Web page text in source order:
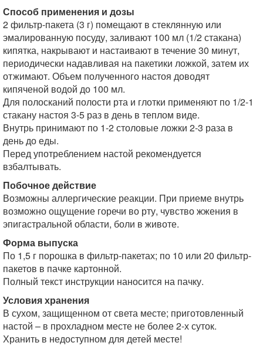
Способ применения и дозы
2 фильтр-пакета (3 г) помещают в стеклянную или
эмалированную посуду, заливают 100 мл (1/2 стакана)
кипятка, накрывают и настаивают в течение 30 минут,
периодически надавливая на пакетики ложкой, затем их
отжимают. Объем полученного настоя доводят
кипяченой водой до 100 мл.
Для полосканий полости рта и глотки применяют по 1/2-1
стакану настоя 3-5 раз в день в теплом виде.
Внутрь принимают по 1-2 столовые ложки 2-3 раза в
день до еды.
Перед употреблением настой рекомендуется
взбалтывать.
Побочное действие
Возможны аллергические реакции. При приеме внутрь
возможно ощущение горечи во рту, чувство жжения в
эпигастральной области, боли в животе.
Форма выпуска
По 1,5 г порошка в фильтр-пакетах; по 10 или 20 фильтр-
пакетов в пачке картонной.
Полный текст инструкции наносится на пачку.
Условия хранения
В сухом, защищенном от света месте; приготовленный
настой – в прохладном месте не более 2-х суток.
Хранить в недоступном для детей месте!